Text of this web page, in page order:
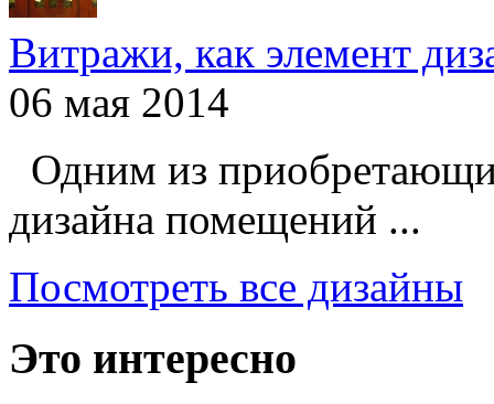
Витражи, как элемент
06 мая 2014
Одним из
дизайна помещений ...
Посмотреть все дизайны
Это интересно